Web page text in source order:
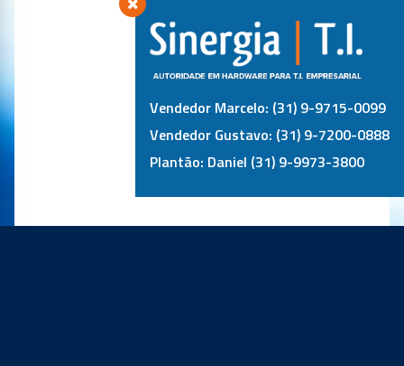
Vendedor Marcelo: (31) 9-9715-0099
Vendedor Gustavo: (31) 9-7200-0888
Plantão: Daniel (31) 9-9973-3800